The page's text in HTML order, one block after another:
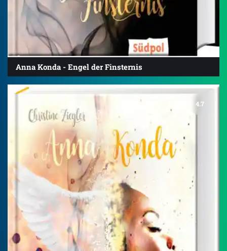
Anna Konda - Engel der Finsternis
4.7